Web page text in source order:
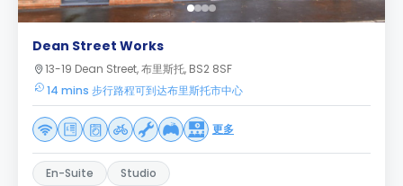
Dean Street Works
13-19 Dean Street, 布里斯托, BS2 8SF
14 mins 步行路程可到达布里斯托市中心
更多
En-Suite Studio